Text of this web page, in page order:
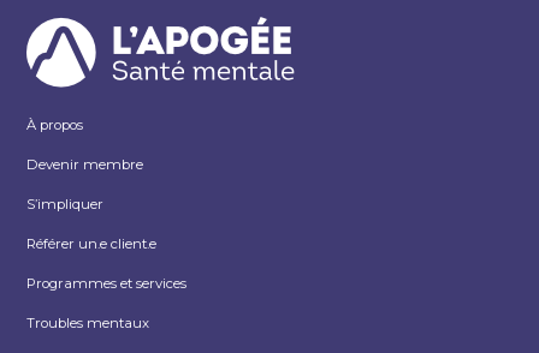
À propos
Devenir membre
S’impliquer
Référer un.e client.e
Programmes et services
Troubles mentaux